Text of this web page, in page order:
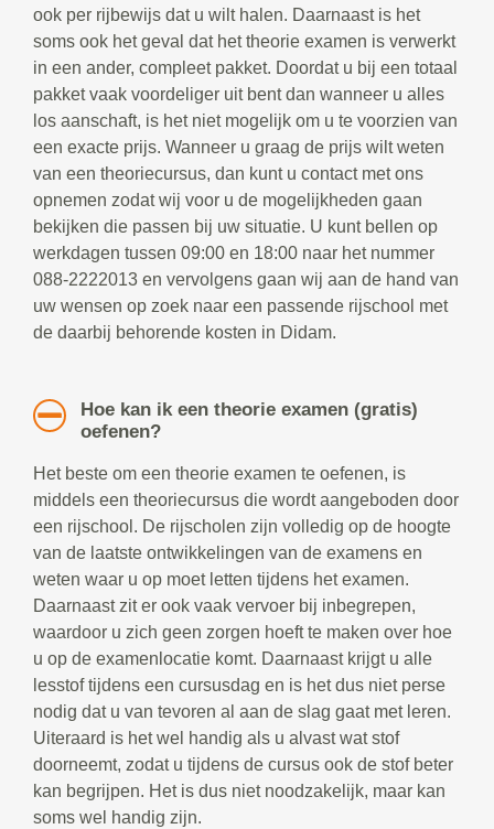
ook per rijbewijs dat u wilt halen. Daarnaast is het
soms ook het geval dat het theorie examen is verwerkt
in een ander, compleet pakket. Doordat u bij een totaal
pakket vaak voordeliger uit bent dan wanneer u alles
los aanschaft, is het niet mogelijk om u te voorzien van
een exacte prijs. Wanneer u graag de prijs wilt weten
van een theoriecursus, dan kunt u contact met ons
opnemen zodat wij voor u de mogelijkheden gaan
bekijken die passen bij uw situatie. U kunt bellen op
werkdagen tussen 09:00 en 18:00 naar het nummer
088-2222013 en vervolgens gaan wij aan de hand van
uw wensen op zoek naar een passende rijschool met
de daarbij behorende kosten in Didam.
Hoe kan ik een theorie examen (gratis)
oefenen?
Het beste om een theorie examen te oefenen, is
middels een theoriecursus die wordt aangeboden door
een rijschool. De rijscholen zijn volledig op de hoogte
van de laatste ontwikkelingen van de examens en
weten waar u op moet letten tijdens het examen.
Daarnaast zit er ook vaak vervoer bij inbegrepen,
waardoor u zich geen zorgen hoeft te maken over hoe
u op de examenlocatie komt. Daarnaast krijgt u alle
lesstof tijdens een cursusdag en is het dus niet perse
nodig dat u van tevoren al aan de slag gaat met leren.
Uiteraard is het wel handig als u alvast wat stof
doorneemt, zodat u tijdens de cursus ook de stof beter
kan begrijpen. Het is dus niet noodzakelijk, maar kan
soms wel handig zijn.